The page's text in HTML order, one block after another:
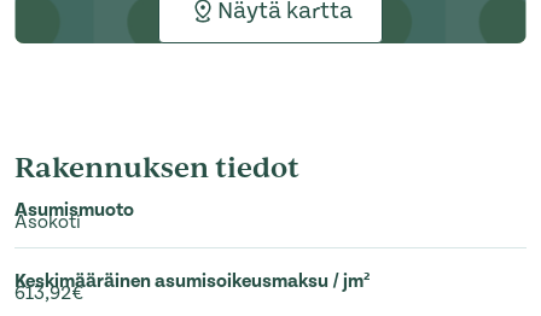
Näytä kartta
Rakennuksen tiedot
Asumismuoto
Asokoti
Keskimääräinen asumisoikeusmaksu / jm²
613,92€